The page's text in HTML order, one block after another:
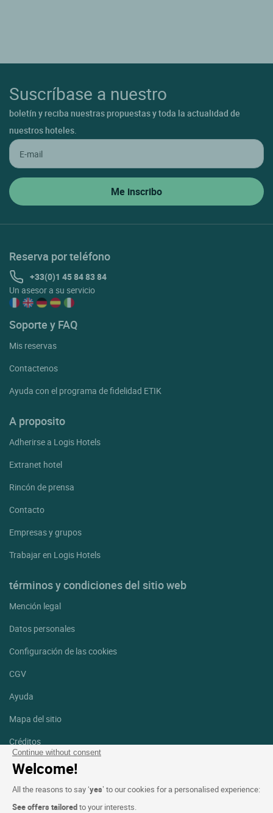
Continue without consent
Welcome!
All the reasons to say ‘yes’ to our cookies for a personalised experience:
See offers tailoredto your interests.
Suscríbase a nuestro
boletín y reciba nuestras propuestas y toda la actualidad de
nuestros hoteles.
Reserva por teléfono
+33(0)1 45 84 83 84
Un asesor a su servicio
Soporte y FAQ
Mis reservas
Contactenos
Ayuda con el programa de fidelidad ETIK
A proposito
Adherirse a Logis Hotels
Extranet hotel
Rincón de prensa
Contacto
Empresas y grupos
Trabajar en Logis Hotels
términos y condiciones del sitio web
Mención legal
Datos personales
Configuración de las cookies
CGV
Ayuda
Mapa del sitio
Créditos
fotografías
Facebook
Instagram